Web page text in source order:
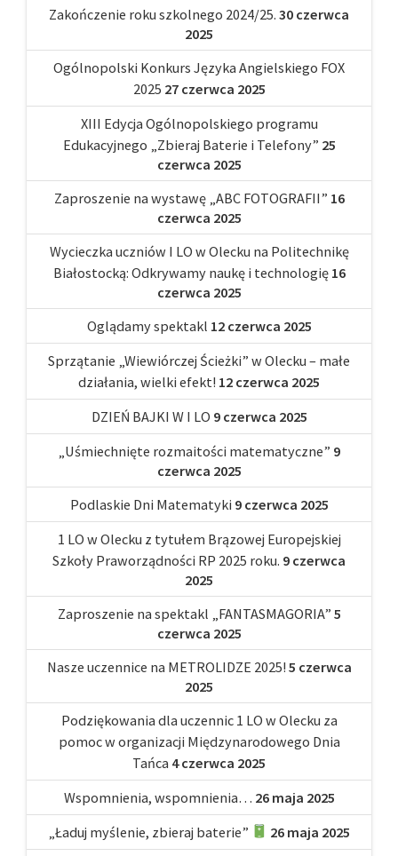
Zakończenie roku szkolnego 2024/25. 30 czerwca
2025
Ogólnopolski Konkurs Języka Angielskiego FOX
2025 27 czerwca 2025
XIII Edycja Ogólnopolskiego programu
Edukacyjnego „Zbieraj Baterie i Telefony” 25
czerwca 2025
Zaproszenie na wystawę „ABC FOTOGRAFII” 16
czerwca 2025
Wycieczka uczniów I LO w Olecku na Politechnikę
Białostocką: Odkrywamy naukę i technologię 16
czerwca 2025
Oglądamy spektakl 12 czerwca 2025
Sprzątanie „Wiewiórczej Ścieżki” w Olecku – małe
działania, wielki efekt! 12 czerwca 2025
DZIEŃ BAJKI W I LO 9 czerwca 2025
„Uśmiechnięte rozmaitości matematyczne” 9
czerwca 2025
Podlaskie Dni Matematyki 9 czerwca 2025
1 LO w Olecku z tytułem Brązowej Europejskiej
Szkoły Praworządności RP 2025 roku. 9 czerwca
2025
Zaproszenie na spektakl „FANTASMAGORIA” 5
czerwca 2025
Nasze uczennice na METROLIDZE 2025! 5 czerwca
2025
Podziękowania dla uczennic 1 LO w Olecku za
pomoc w organizacji Międzynarodowego Dnia
Tańca 4 czerwca 2025
Wspomnienia, wspomnienia… 26 maja 2025
„Ładuj myślenie, zbieraj baterie”
26 maja 2025